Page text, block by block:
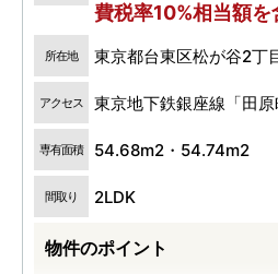
費税率10%相当額を
所在地 東京都台東区松が谷2
アクセス 東京地下鉄銀座線「田
専有面積 54.68m2・54.74m2
間取り 2LDK
物件のポイント